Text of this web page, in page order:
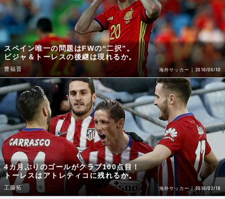
スペイン唯一の問題はFWの“二択”。
ビジャ＆トーレスの後継は現れるか。
豊福晋 海外サッカー 2016/06/10
4カ月ぶりのゴールがクラブ100点目！
トーレスはアトレティコに残れるか。
工藤拓 海外サッカー 2016/02/18